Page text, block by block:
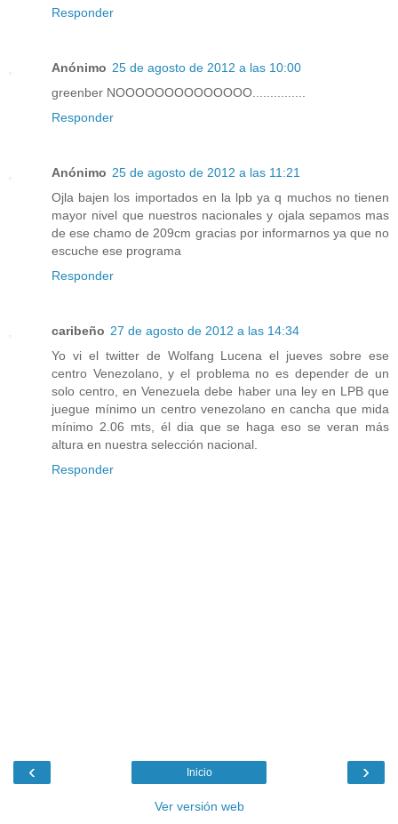
Responder
Anónimo 25 de agosto de 2012 a las 10:00
greenber NOOOOOOOOOOOOOO...............
Responder
Anónimo 25 de agosto de 2012 a las 11:21
Ojla bajen los importados en la lpb ya q muchos no tienen
mayor nivel que nuestros nacionales y ojala sepamos mas
de ese chamo de 209cm gracias por informarnos ya que no
escuche ese programa
Responder
caribeño 27 de agosto de 2012 a las 14:34
Yo vi el twitter de Wolfang Lucena el jueves sobre ese
centro Venezolano, y el problema no es depender de un
solo centro, en Venezuela debe haber una ley en LPB que
juegue mínimo un centro venezolano en cancha que mida
mínimo 2.06 mts, él dia que se haga eso se veran más
altura en nuestra selección nacional.
Responder
‹ ›
Inicio
Ver versión web